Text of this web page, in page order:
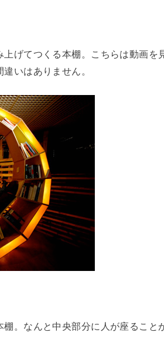
げてつくる本棚。こちらは動画を
いはありません。
。なんと中央部分に人が座ること